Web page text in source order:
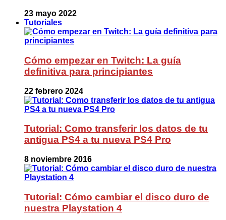
23 mayo 2022
Tutoriales
Cómo empezar en Twitch: La guía
definitiva para principiantes
22 febrero 2024
Tutorial: Como transferir los datos de tu
antigua PS4 a tu nueva PS4 Pro
8 noviembre 2016
Tutorial: Cómo cambiar el disco duro de
nuestra Playstation 4